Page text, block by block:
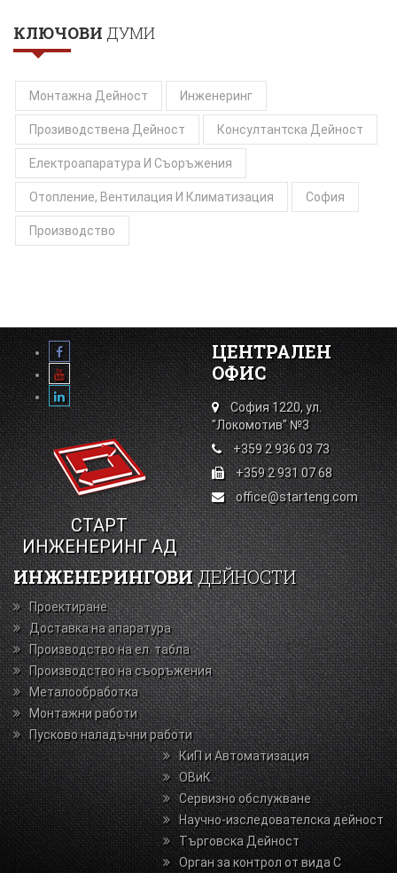
КЛЮЧОВИ ДУМИ
Монтажна Дейност Инженеринг
Прозиводствена Дейност Консултантска Дейност
Електроапаратура И Съоръжения
Отопление, Вентилация И Климатизация София
Производство
СТАРТ
ИНЖЕНЕРИНГ АД
ЦЕНТРАЛЕН
ОФИС
София 1220, ул.
"Локомотив" №3
+359 2 936 03 73
+359 2 931 07 68
office@starteng.com
ИНЖЕНЕРИНГОВИДЕЙНОСТИ
Проектиране
Доставка на апаратура
Производство на ел. табла
Производство на съоръжения
Металообработка
Монтажни работи
Пусково наладъчни работи
КиП и Автоматизация
ОВиК
Сервизно обслужване
Научно-изследователска дейност
Търговска Дейност
Орган за контрол от вида С